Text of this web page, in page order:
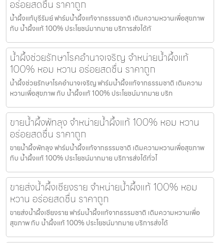
อร่อยสดชื่น ราคาถูก
น้ำผึ้งแท้บุรีรัมย์ ฟาร์มน้ำผึ้งแท้จากธรรมชาติ เติมความหวานเพื่อสุขภาพ
กับ น้ำผึ้งแท้ 100% ประโยชน์มากมาย บริการส่งได้ทั
น้ำผึ้งช่วยรักษาโรคอำนาจเจริญ จำหน่ายน้ำผึ้งแท้
100% หอม หวาน อร่อยสดชื่น ราคาถูก
น้ำผึ้งช่วยรักษาโรคอำนาจเจริญ ฟาร์มน้ำผึ้งแท้จากธรรมชาติ เติมความ
หวานเพื่อสุขภาพ กับ น้ำผึ้งแท้ 100% ประโยชน์มากมาย บริก
ขายน้ำผึ้งพัทลุง จำหน่ายน้ำผึ้งแท้ 100% หอม หวาน
อร่อยสดชื่น ราคาถูก
ขายน้ำผึ้งพัทลุง ฟาร์มน้ำผึ้งแท้จากธรรมชาติ เติมความหวานเพื่อสุขภาพ
กับ น้ำผึ้งแท้ 100% ประโยชน์มากมาย บริการส่งได้ทั่วไ
ขายส่งน้ำผึ้งเชียงราย จำหน่ายน้ำผึ้งแท้ 100% หอม
หวาน อร่อยสดชื่น ราคาถูก
ขายส่งน้ำผึ้งเชียงราย ฟาร์มน้ำผึ้งแท้จากธรรมชาติ เติมความหวานเพื่อ
สุขภาพ กับ น้ำผึ้งแท้ 100% ประโยชน์มากมาย บริการส่งได้